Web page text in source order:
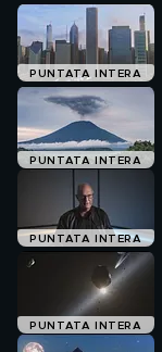
PUNTATA INTERA
PUNTATA INTERA
PUNTATA INTERA
PUNTATA INTERA